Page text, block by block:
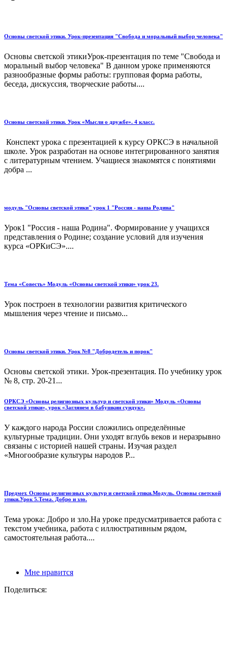
Основы светской этики. Урок-презентация "Свобода и моральный выбор человека"
Основы светской этикиУрок-презентация по теме "Свобода и
моральный выбор человека" В данном уроке применяются
разнообразные формы работы: групповая форма работы,
беседа, дискуссия, творческие работы....
Основы светской этики. Урок «Мысли о дружбе». 4 класс.
Конспект урока с презентацией к курсу ОРКСЭ в начальной
школе. Урок разработан на основе интегрированного занятия
с литературным чтением. Учащиеся знакомятся с понятиями
добра ...
модуль "Основы светской этики" урок 1 "Россия - наша Родина"
Урок1 "Россия - наша Родина". Формирование у учащихся
представления о Родине; создание условий для изучения
курса «ОРКиСЭ»....
Тема «Совесть» Модуль «Основы светской этики» урок 23.
Урок построен в технологии развития критического
мышления через чтение и письмо...
Основы светской этики. Урок №8 "Добродетель и порок"
Основы светской этики. Урок-презентация. По учебнику урок
№ 8, стр. 20-21...
ОРКСЭ «Основы религиозных культур и светской этики» Модуль «Основы
светской этики», урок «Заглянем в бабушкин сундук».
У каждого народа России сложились определённые
культурные традиции. Они уходят вглубь веков и неразрывно
связаны с историей нашей страны. Изучая раздел
«Многообразие культуры народов Р...
Предмет. Основы религиозных культур и светской этики.Модуль. Основы светской
этики.Урок 5.Тема. Добро и зло.
Тема урока: Добро и зло.На уроке предусматривается работа с
текстом учебника, работа с иллюстративным рядом,
самостоятельная работа....
Мне нравится
Поделиться: